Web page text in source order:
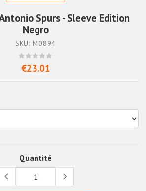
Spurs - Sleeve Edition
Negro
SKU: M0894
€23.01
Quantité